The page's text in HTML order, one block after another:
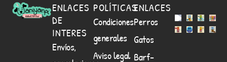
ENLACES
DE
INTERES
Envíos,
POLÍTICAS
Condiciones
generales
Aviso legal
ENLACES
Perros
Gatos
Barf-